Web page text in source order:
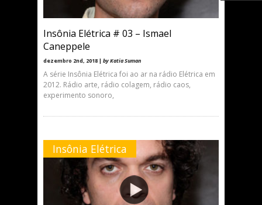
Insônia Elétrica # 03 – Ismael
Caneppele
dezembro 2nd, 2018 | by Katia Suman
A série Insônia Elétrica foi ao ar na rádio Elétrica em
2012. Rádio arte, rádio colagem, rádio caos,
experimento sonoro,
Insônia Elétrica